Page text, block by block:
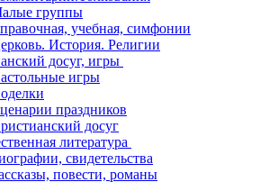
группы
учебная, симфонии
История. Религии
досуг, игры
игры
праздников
досуг
литература
свидетельства
повести, романы